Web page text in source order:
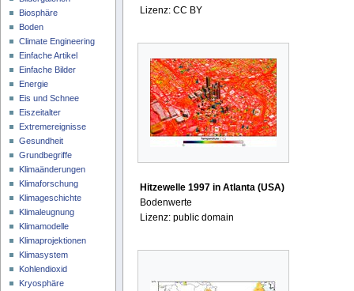
Lizenz: CC BY
Hitzewelle 1997 in Atlanta (USA)
Bodenwerte
Lizenz: public domain
Biosphäre
Boden
Climate Engineering
Einfache Artikel
Einfache Bilder
Energie
Eis und Schnee
Eiszeitalter
Extremereignisse
Gesundheit
Grundbegriffe
Klimaänderungen
Klimaforschung
Klimageschichte
Klimaleugnung
Klimamodelle
Klimaprojektionen
Klimasystem
Kohlendioxid
Kryosphäre